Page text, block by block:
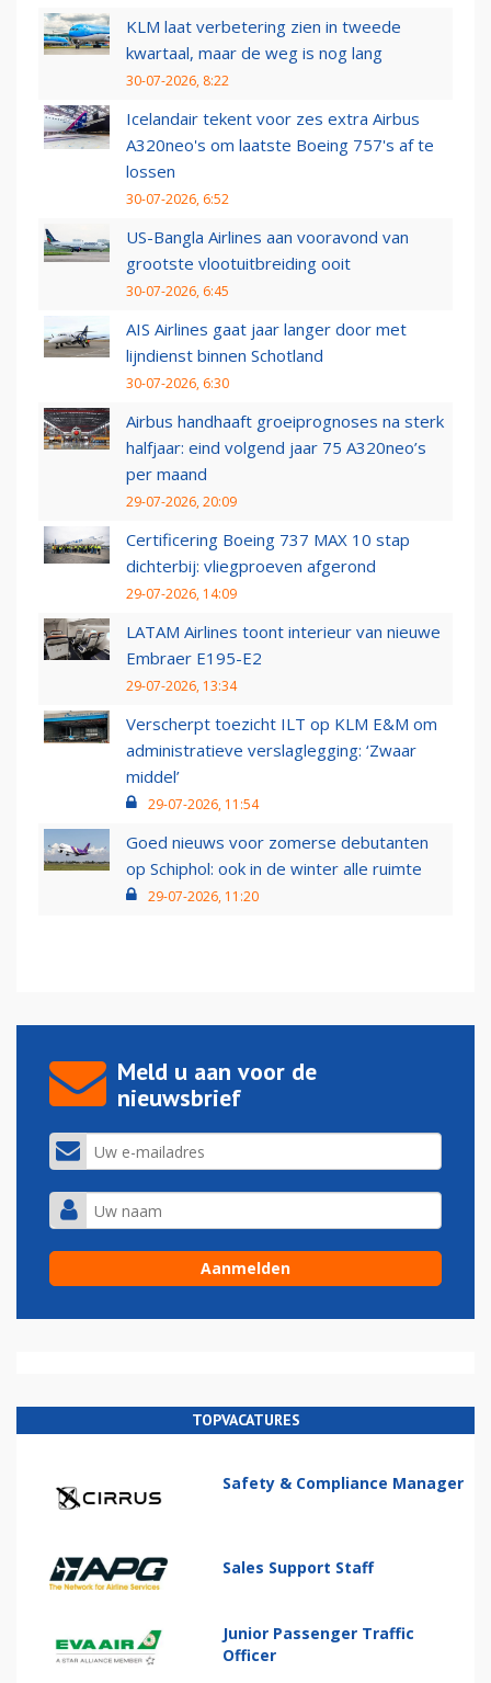
KLM laat verbetering zien in tweede
kwartaal, maar de weg is nog lang
30-07-2026, 8:22
Icelandair tekent voor zes extra Airbus
A320neo's om laatste Boeing 757's af te
lossen
30-07-2026, 6:52
US-Bangla Airlines aan vooravond van
grootste vlootuitbreiding ooit
30-07-2026, 6:45
AIS Airlines gaat jaar langer door met
lijndienst binnen Schotland
30-07-2026, 6:30
Airbus handhaaft groeiprognoses na sterk
halfjaar: eind volgend jaar 75 A320neo’s
per maand
29-07-2026, 20:09
Certificering Boeing 737 MAX 10 stap
dichterbij: vliegproeven afgerond
29-07-2026, 14:09
LATAM Airlines toont interieur van nieuwe
Embraer E195-E2
29-07-2026, 13:34
Verscherpt toezicht ILT op KLM E&M om
administratieve verslaglegging: ‘Zwaar
middel’
29-07-2026, 11:54
Goed nieuws voor zomerse debutanten
op Schiphol: ook in de winter alle ruimte
29-07-2026, 11:20
Meld u aan voor de
nieuwsbrief
TOPVACATURES
Safety & Compliance Manager
Sales Support Staff
Junior Passenger Traffic
Officer